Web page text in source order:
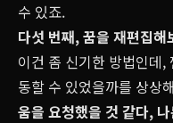
수 있죠.
다섯 번째, 꿈을 재편집해
이건 좀 신기한 방법인데,
동할 수 있었을까를 상상
움을 요청했을 것 같다,